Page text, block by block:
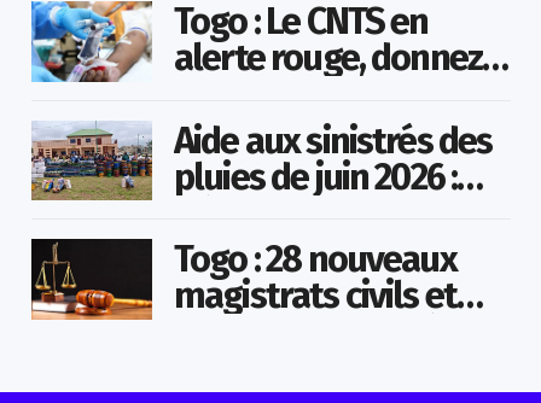
Togo : Le CNTS en
alerte rouge, donnez
sauver des vies !
Aide aux sinistrés des
pluies de juin 2026 :
des opérations à
Kotokoli-zongo
Togo : 28 nouveaux
magistrats civils et